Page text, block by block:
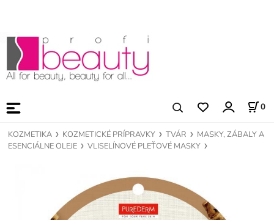
0
KOZMETIKA KOZMETICKÉ PRÍPRAVKY TVÁR
MASKY, ZÁBALY A
ESENCIÁLNE OLEJE
VLISELÍNOVÉ PLEŤOVÉ MASKY